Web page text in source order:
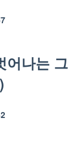
어나는 그